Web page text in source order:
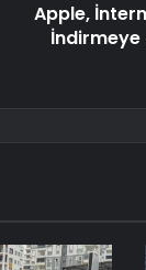
Apple,
İndirmeye